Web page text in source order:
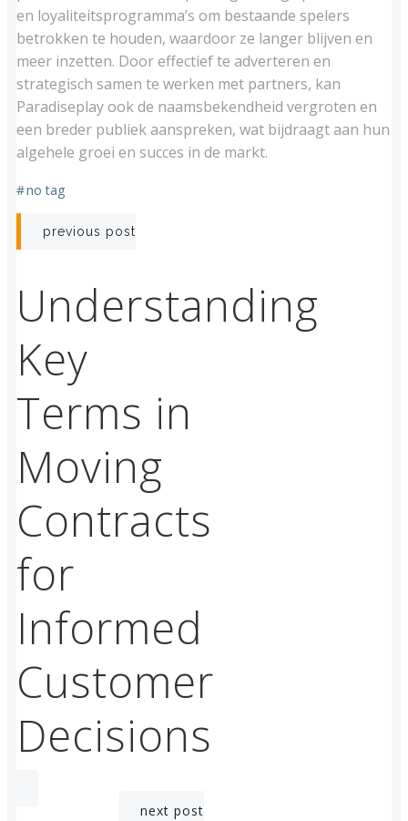
en loyaliteitsprogramma’s om bestaande spelers
betrokken te houden, waardoor ze langer blijven en
meer inzetten. Door effectief te adverteren en
strategisch samen te werken met partners, kan
Paradiseplay ook de naamsbekendheid vergroten en
een breder publiek aanspreken, wat bijdraagt aan hun
algehele groei en succes in de markt.
#no tag
Post
navigation
previous post
Understanding
Key
Terms in
Moving
Contracts
for
Informed
Customer
Decisions
next post